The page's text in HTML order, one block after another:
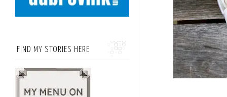
FIND MY STORIES HERE